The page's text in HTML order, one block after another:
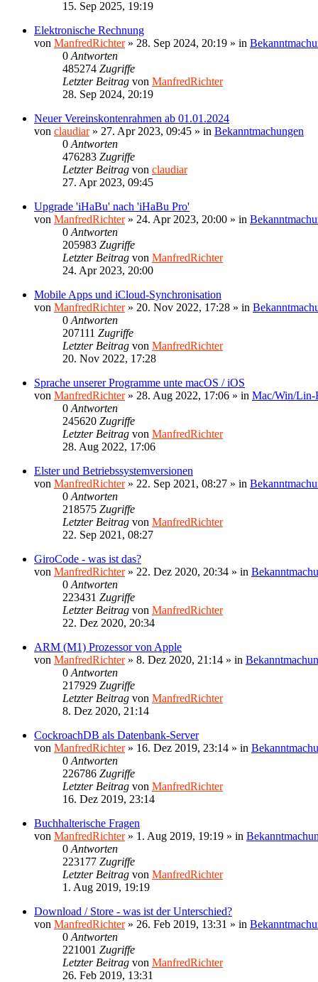
15. Sep 2025, 19:19
Elektronische Rechnung
von ManfredRichter» 28. Sep 2024, 20:19 » in
0 Antworten
485274 Zugriffe
Letzter Beitrag von ManfredRichter
28. Sep 2024, 20:19
Neuer Vereinskontenrahmen ab 01.01.2024
von claudiar» 27. Apr 2023, 09:45 » in Bekanntmachungen
0 Antworten
476283 Zugriffe
Letzter Beitrag von claudiar
27. Apr 2023, 09:45
Upgrade 'iHaBu' nach 'iHaBu Pro'
von ManfredRichter» 24. Apr 2023, 20:00 » in
0 Antworten
205983 Zugriffe
Letzter Beitrag von ManfredRichter
24. Apr 2023, 20:00
Mobile Apps und iCloud-Synchronisation
von ManfredRichter» 20. Nov 2022, 17:28 » in
0 Antworten
207111 Zugriffe
Letzter Beitrag von ManfredRichter
20. Nov 2022, 17:28
Sprache unserer Programme unte macOS / iOS
von ManfredRichter» 28. Aug 2022, 17:06 » in Mac/Win/Lin-
0 Antworten
245620 Zugriffe
Letzter Beitrag von ManfredRichter
28. Aug 2022, 17:06
Elster und Betriebssystemversionen
von ManfredRichter» 22. Sep 2021, 08:27 » in
0 Antworten
218575 Zugriffe
Letzter Beitrag von ManfredRichter
22. Sep 2021, 08:27
GiroCode - was ist das?
von ManfredRichter» 22. Dez 2020, 20:34 » in
0 Antworten
223431 Zugriffe
Letzter Beitrag von ManfredRichter
22. Dez 2020, 20:34
ARM (M1) Prozessor von Apple
von ManfredRichter» 8. Dez 2020, 21:14 » in
0 Antworten
217929 Zugriffe
Letzter Beitrag von ManfredRichter
8. Dez 2020, 21:14
CockroachDB als Datenbank-Server
von ManfredRichter» 16. Dez 2019, 23:14 » in
0 Antworten
226786 Zugriffe
Letzter Beitrag von ManfredRichter
16. Dez 2019, 23:14
Buchhalterische Fragen
von ManfredRichter» 1. Aug 2019, 19:19 » in
0 Antworten
223177 Zugriffe
Letzter Beitrag von ManfredRichter
1. Aug 2019, 19:19
Download / Store - was ist der Unterschied?
von ManfredRichter» 26. Feb 2019, 13:31 » in
0 Antworten
221001 Zugriffe
Letzter Beitrag von ManfredRichter
26. Feb 2019, 13:31